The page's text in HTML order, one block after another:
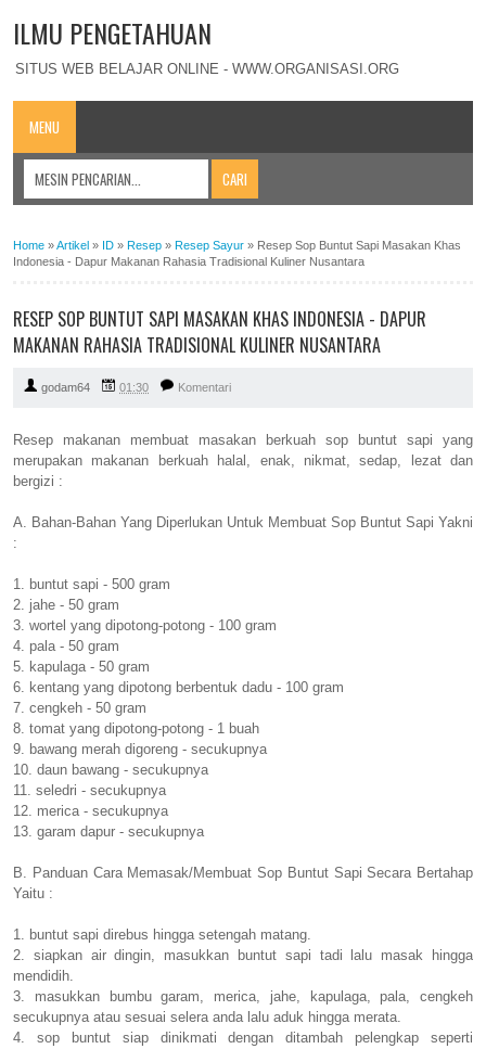
ILMU PENGETAHUAN
SITUS WEB BELAJAR ONLINE - WWW.ORGANISASI.ORG
MENU
Home »Artikel » ID » Resep » Resep Sayur » Resep Sop Buntut Sapi Masakan Khas
Indonesia - Dapur Makanan Rahasia Tradisional Kuliner Nusantara
RESEP SOP BUNTUT SAPI MASAKAN KHAS INDONESIA - DAPUR
MAKANAN RAHASIA TRADISIONAL KULINER NUSANTARA
godam64 01:30 Komentari
Resep makanan membuat masakan berkuah sop buntut sapi yang
merupakan makanan berkuah halal, enak, nikmat, sedap, lezat dan
bergizi :
A. Bahan-Bahan Yang Diperlukan Untuk Membuat Sop Buntut Sapi Yakni
:
1. buntut sapi - 500 gram
2. jahe - 50 gram
3. wortel yang dipotong-potong - 100 gram
4. pala - 50 gram
5. kapulaga - 50 gram
6. kentang yang dipotong berbentuk dadu - 100 gram
7. cengkeh - 50 gram
8. tomat yang dipotong-potong - 1 buah
9. bawang merah digoreng - secukupnya
10. daun bawang - secukupnya
11. seledri - secukupnya
12. merica - secukupnya
13. garam dapur - secukupnya
B. Panduan Cara Memasak/Membuat Sop Buntut Sapi Secara Bertahap
Yaitu :
1. buntut sapi direbus hingga setengah matang.
2. siapkan air dingin, masukkan buntut sapi tadi lalu masak hingga
mendidih.
3. masukkan bumbu garam, merica, jahe, kapulaga, pala, cengkeh
secukupnya atau sesuai selera anda lalu aduk hingga merata.
4. sop buntut siap dinikmati dengan ditambah pelengkap seperti